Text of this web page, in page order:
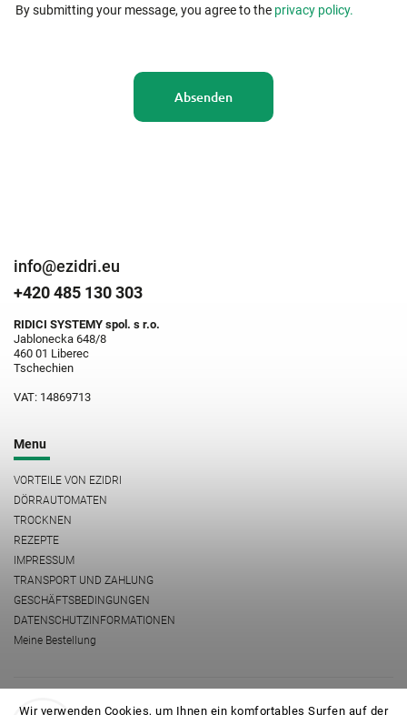
Wir verwenden Cookies, um Ihnen ein komfortables Surfen auf der
By submitting your message, you agree to the privacy policy.
Absenden
info@ezidri.eu
+420 485 130 303
RIDICI SYSTEMY spol. s r.o.
Jablonecka 648/8
460 01 Liberec
Tschechien
VAT: 14869713
Menu
VORTEILE VON EZIDRI
DÖRRAUTOMATEN
TROCKNEN
REZEPTE
IMPRESSUM
TRANSPORT UND ZAHLUNG
GESCHÄFTSBEDINGUNGEN
DATENSCHUTZINFORMATIONEN
Meine Bestellung